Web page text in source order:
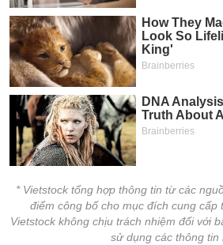
* Vietstock tổng hợp thông tin từ các
điểm công bố cho mục đích cung cấp
Vietstock không chịu trách nhiệm đối với
sử dụng các thông tin